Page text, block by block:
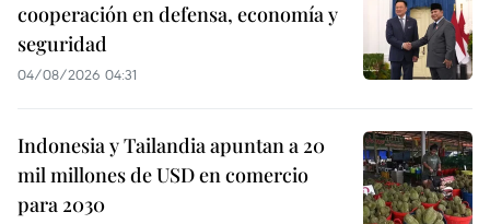
cooperación en defensa, economía y
seguridad
04/08/2026 04:31
Indonesia y Tailandia apuntan a 20
mil millones de USD en comercio
para 2030